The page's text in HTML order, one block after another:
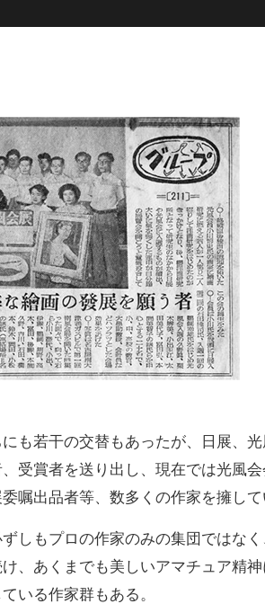
も若干の交替もあったが、日展、
受賞者を送り出し、現在では光風
嘱出品者等、数多くの作家を擁し
しもプロの作家のみの集団ではな
、あくまでも美しいアマチュア精
いる作家群もある。